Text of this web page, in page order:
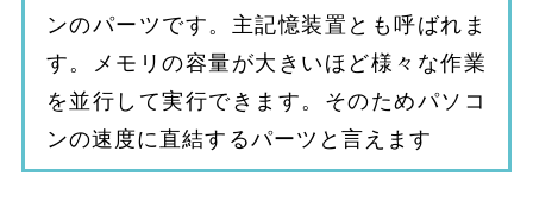
ンのパーツです。主記憶装置とも呼ばれま
す。メモリの容量が大きいほど様々な作業
を並行して実行できます。そのためパソコ
ンの速度に直結するパーツと言えます